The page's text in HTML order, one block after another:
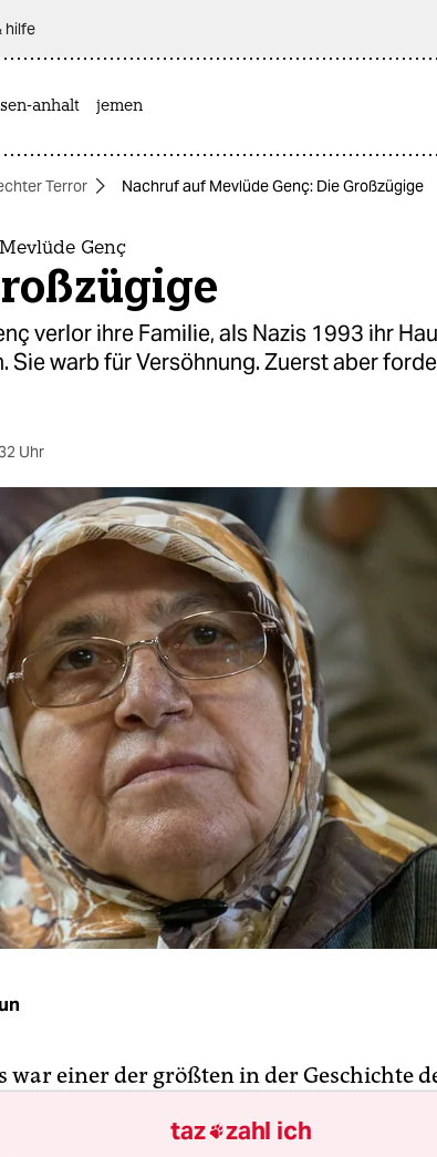
hilfe
anhalt jemen
Terror Nachruf auf Mevlüde Genç: Die Großzügige
Genç
verlor ihre Familie, als Nazis 1993 ihr
Sie warb für Versöhnung. Zuerst aber
Uhr
war einer der größten in der Geschichte
Neunzigerjahre vor dem
taz zahl ich